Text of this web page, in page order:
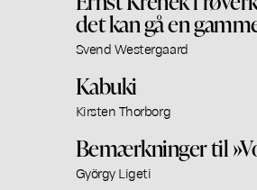
det kan gå en
Svend Westergaard
Kabuki
Kirsten Thorborg
Bemærkninger til
György Ligeti